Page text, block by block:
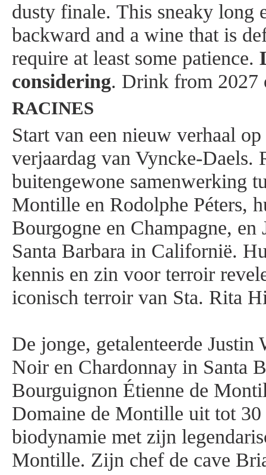
dusty finale. This sneaky long
backward and a wine that is
require at least some patience.
considering. Drink from 2027
RACINES
Start van een nieuw verhaal op
verjaardag van Vyncke-Daels.
buitengewone samenwerking
Montille en Rodolphe Péters,
Bourgogne en Champagne,
Santa Barbara in Californië.
kennis en zin voor terroir
iconisch terroir van Sta. Rita
De jonge, getalenteerde
Noir en Chardonnay in Santa
Bourguignon Étienne de
Domaine de Montille uit tot 30
biodynamie met zijn
Montille. Zijn chef de cave